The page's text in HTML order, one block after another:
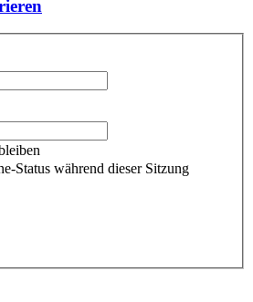
Status während dieser Sitzung